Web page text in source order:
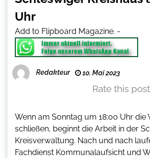
Uhr
Add to Flipboard Magazine. -
Redakteur 10. Mai 2023
Rate this post
Wenn am Sonntag um 18:00 Uhr die
schließen, beginnt die Arbeit in der
Kreisverwaltung. Nach und nach
Fachdienst Kommunalaufsicht und